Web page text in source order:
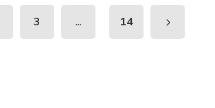
3 ... 14